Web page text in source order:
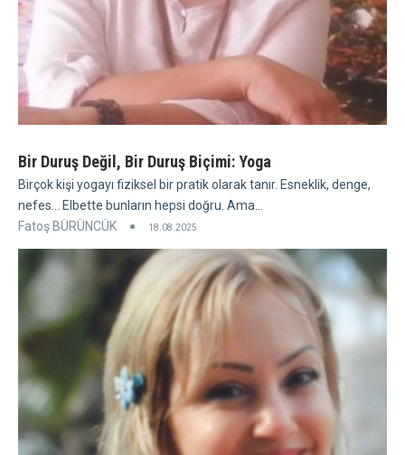
Bir Duruş Değil, Bir Duruş Biçimi: Yoga
Birçok kişi yogayı fiziksel bir pratik olarak tanır. Esneklik, denge,
nefes... Elbette bunların hepsi doğru. Ama...
Fatoş BÜRÜNCÜK
18.08.2025